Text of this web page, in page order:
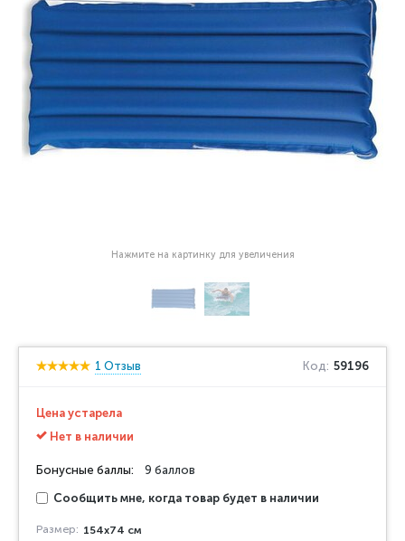
Нажмите на картинку для увеличения
1 Отзыв Код: 59196
Цена устарела
Нет в наличии
Бонусные баллы: 9 баллов
Сообщить мне, когда товар будет в наличии
Размер: 154x74 см